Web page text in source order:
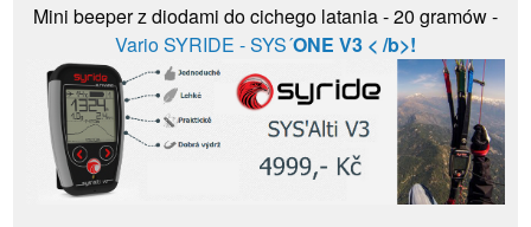
Mini beeper z diodami do cichego latania - 20 gramów -
Vario SYRIDE - SYS´ONE V3 < /b>!